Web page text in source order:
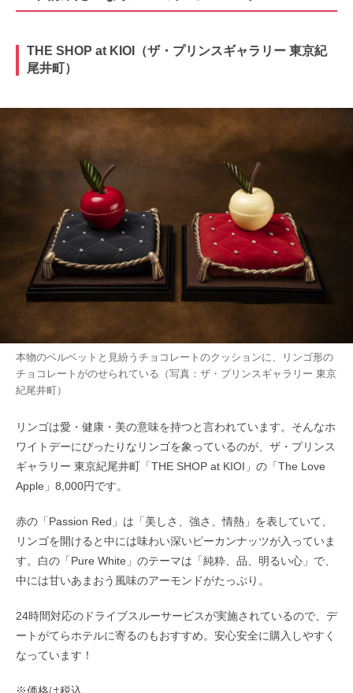
THE SHOP at KIOI（ザ・プリンスギャラリー 東京紀
尾井町）
本物のベルベットと見紛うチョコレートのクッションに、リンゴ形の
チョコレートがのせられている（写真：ザ・プリンスギャラリー 東京
紀尾井町）
リンゴは愛・健康・美の意味を持つと言われています。そんなホ
ワイトデーにぴったりなリンゴを象っているのが、ザ・プリンス
ギャラリー 東京紀尾井町「THE SHOP at KIOI」の「The Love
Apple」8,000円です。
赤の「Passion Red」は「美しさ、強さ、情熱」を表していて、
リンゴを開けると中には味わい深いピーカンナッツが入っていま
す。白の「Pure White」のテーマは「純粋、品、明るい心」で、
中には甘いあまおう風味のアーモンドがたっぷり。
24時間対応のドライブスルーサービスが実施されているので、デ
ートがてらホテルに寄るのもおすすめ。安心安全に購入しやすく
なっています！